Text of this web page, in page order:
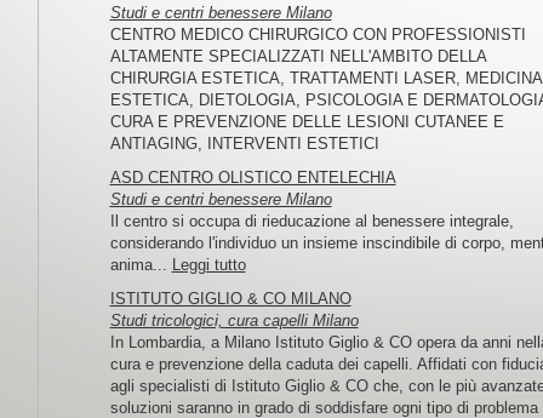
Studi e centri benessere Milano
CENTRO MEDICO CHIRURGICO CON PROFESSIONISTI
ALTAMENTE SPECIALIZZATI NELL'AMBITO DELLA
CHIRURGIA ESTETICA, TRATTAMENTI LASER, MEDICINA
ESTETICA, DIETOLOGIA, PSICOLOGIA E
CURA E PREVENZIONE DELLE LESIONI CUTANEE E
ANTIAGING, INTERVENTI ESTETICI
ASD CENTRO OLISTICO ENTELECHIA
Studi e centri benessere Milano
Il centro si occupa di rieducazione al benessere integrale,
considerando l'individuo un insieme inscindibile di corpo,
anima... Leggi tutto
ISTITUTO GIGLIO & CO MILANO
Studi tricologici, cura capelli Milano
In Lombardia, a Milano Istituto Giglio & CO opera da anni
cura e prevenzione della caduta dei capelli. Affidati con
agli specialisti di Istituto Giglio & CO che, con le più
soluzioni saranno in grado di soddisfare ogni tipo di problema